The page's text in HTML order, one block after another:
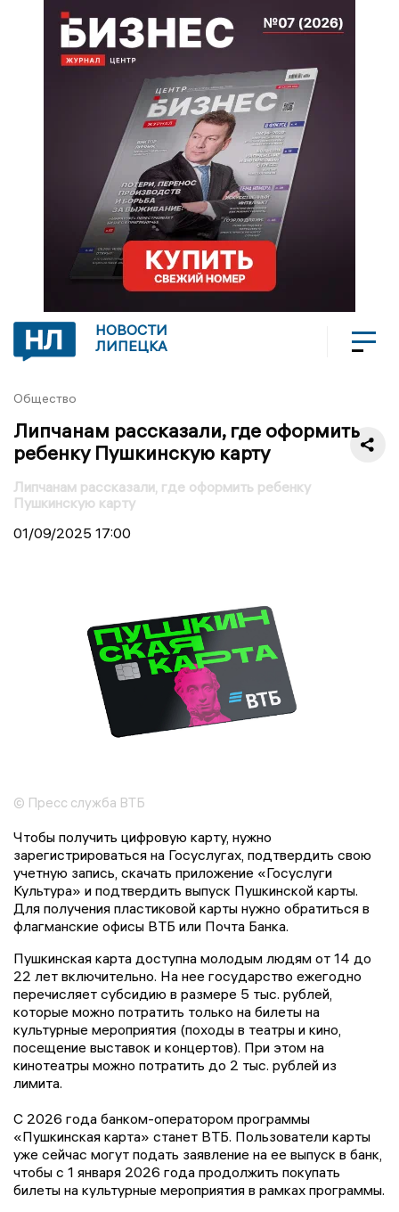
НОВОСТИ
ЛИПЕЦКА
Общество
Липчанам рассказали, где оформить
ребенку Пушкинскую карту
Липчанам рассказали, где оформить ребенку
Пушкинскую карту
01/09/2025 17:00
© Пресс служба ВТБ
Чтобы получить цифровую карту, нужно
зарегистрироваться на Госуслугах, подтвердить свою
учетную запись, скачать приложение «Госуслуги
Культура» и подтвердить выпуск Пушкинской карты.
Для получения пластиковой карты нужно обратиться в
флагманские офисы ВТБ или Почта Банка.
Пушкинская карта доступна молодым людям от 14 до
22 лет включительно. На нее государство ежегодно
перечисляет субсидию в размере 5 тыс. рублей,
которые можно потратить только на билеты на
культурные мероприятия (походы в театры и кино,
посещение выставок и концертов). При этом на
кинотеатры можно потратить до 2 тыс. рублей из
лимита.
С 2026 года банком-оператором программы
«Пушкинская карта» станет ВТБ. Пользователи карты
уже сейчас могут подать заявление на ее выпуск в банк,
чтобы с 1 января 2026 года продолжить покупать
билеты на культурные мероприятия в рамках программы.